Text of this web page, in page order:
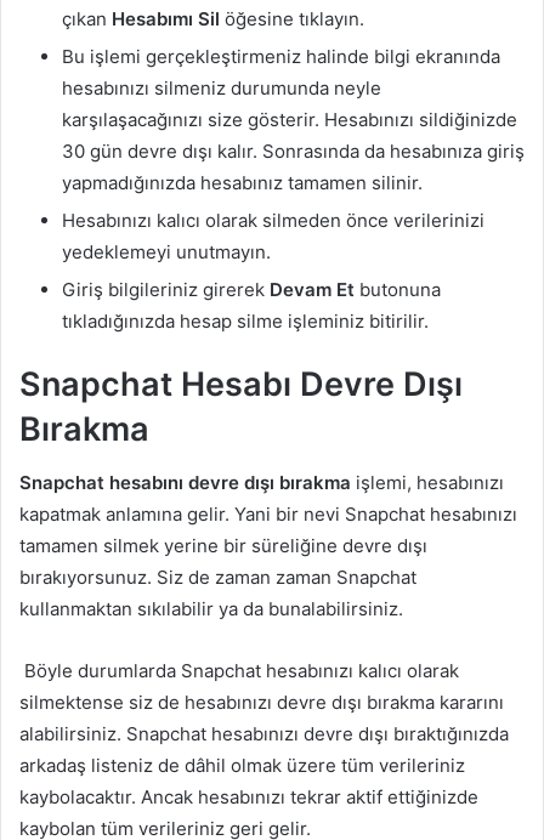
çıkan Hesabımı Sil öğesine tıklayın.
Bu işlemi gerçekleştirmeniz halinde bilgi ekranında
hesabınızı silmeniz durumunda neyle
karşılaşacağınızı size gösterir. Hesabınızı sildiğinizde
30 gün devre dışı kalır. Sonrasında da hesabınıza giriş
yapmadığınızda hesabınız tamamen silinir.
Hesabınızı kalıcı olarak silmeden önce verilerinizi
yedeklemeyi unutmayın.
Giriş bilgileriniz girerek Devam Et butonuna
tıkladığınızda hesap silme işleminiz bitirilir.
Snapchat Hesabı Devre Dışı
Bırakma
Snapchat hesabını devre dışı bırakma işlemi, hesabınızı
kapatmak anlamına gelir. Yani bir nevi Snapchat hesabınızı
tamamen silmek yerine bir süreliğine devre dışı
bırakıyorsunuz. Siz de zaman zaman Snapchat
kullanmaktan sıkılabilir ya da bunalabilirsiniz.
Böyle durumlarda Snapchat hesabınızı kalıcı olarak
silmektense siz de hesabınızı devre dışı bırakma kararını
alabilirsiniz. Snapchat hesabınızı devre dışı bıraktığınızda
arkadaş listeniz de dâhil olmak üzere tüm verileriniz
kaybolacaktır. Ancak hesabınızı tekrar aktif ettiğinizde
kaybolan tüm verileriniz geri gelir.